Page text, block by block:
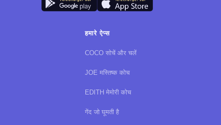
हमारे ऐप्स
COCO सोचें और चलें
JOE मस्तिष्क कोच
EDITH मेमोरी कोच
गेंद जो घूमती है